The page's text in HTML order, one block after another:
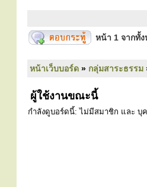
หน้า 1 จากทั้
หน้าเว็บบอร์ด » กลุ่มสาระธรรม
ผู้ใช้งานขณะนี้
กำลังดูบอร์ดนี้: ไม่มีสมาชิก และ บุ